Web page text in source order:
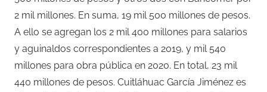
2 mil millones. En suma, 19 mil 500 millones de pesos.
A ello se agregan los 2 mil 400 millones para salarios
y aguinaldos correspondientes a 2019, y mil 540
millones para obra pública en 2020. En total, 23 mil
440 millones de pesos. Cuitláhuac García Jiménez es